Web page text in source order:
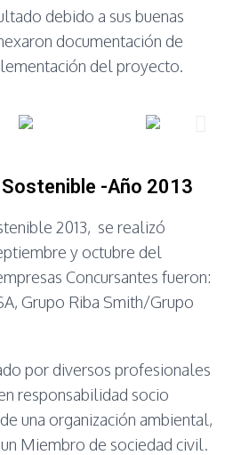
debido a sus buenas
documentación de
del proyecto.
-Año 2013
2013, se realizó
y octubre del
Concursantes fueron:
Grupo Riba Smith/Grupo
por diversos profesionales
responsabilidad socio
una organización ambiental,
Miembro de sociedad civil.